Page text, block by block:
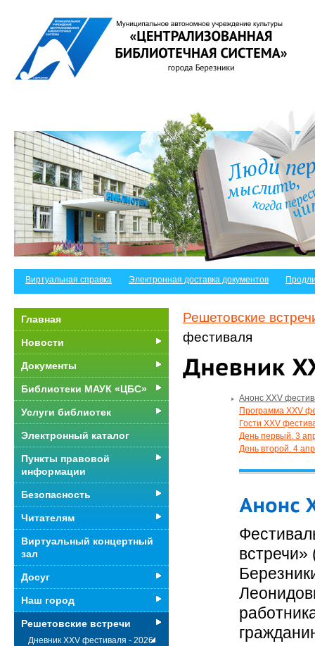
Виртуальная справка Электронная доставка документов
Решетовские
фестиваля
Анонс XXV
Программа XXV
Гости XXV
День первый. 3
День второй. 4
встречи»
Главная
Новости
Документы
Библиотеки МАУК «ЦБС»
Услуги библиотек
Электронный каталог
Пункты правовой
информации
Безопасность
Читателям
Виртуальный концертный
зал
Досуг
Наш город
Решетовские встречи
Дневник XXV фестиваля - 2026